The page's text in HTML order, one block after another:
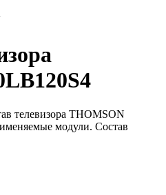
телевизора THOMSON
модули. Состав